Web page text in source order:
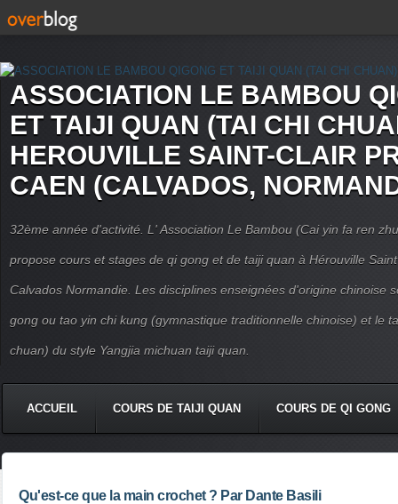
ASSOCIATION LE BAMBOU
ET TAIJI QUAN (TAI CHI
HEROUVILLE SAINT-CLAIR
CAEN (CALVADOS,
32ème année d'activité. L' Association Le Bambou (Cai yin fa ren
propose cours et stages de qi gong et de taiji quan à Hérouville
Calvados Normandie. Les disciplines enseignées d'origine chinoise
gong ou tao yin chi kung (gymnastique traditionnelle chinoise) et le
chuan) du style Yangjia michuan taiji quan.
ACCUEIL COURS DE TAIJI QUAN COURS DE QI GONG
Qu'est-ce que la main crochet ? Par Dante Basili